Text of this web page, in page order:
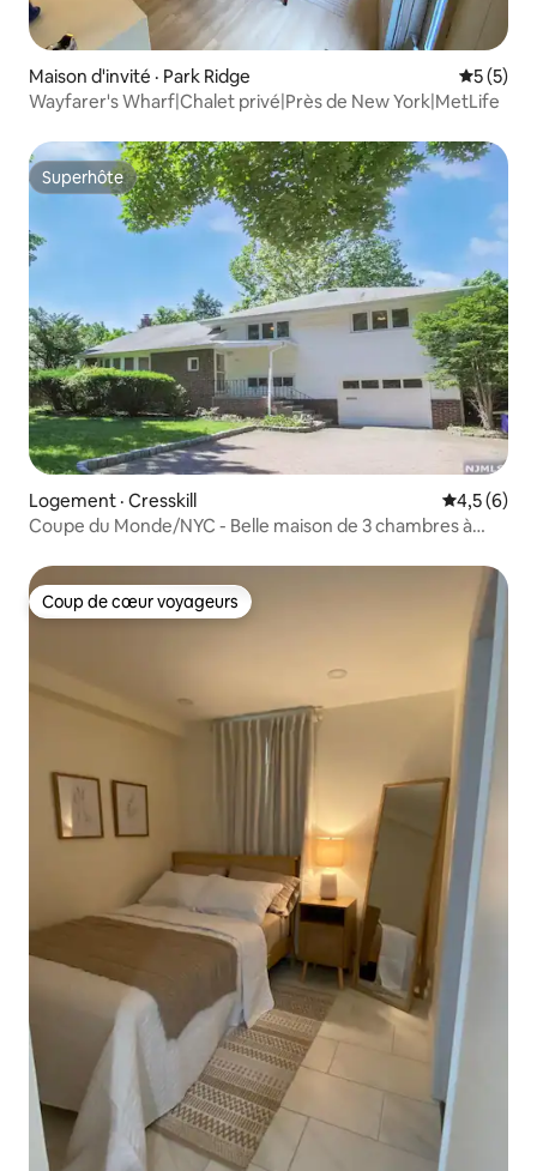
Maison d'invité · Park Ridge Note
5 (5)
Wayfarer's Wharf|Chalet privé|Près de New York|MetLife
Superhôte
Superhôte
Logement · Cresskill Note
4,5 (6)
Coupe du Monde/NYC - Belle maison de 3 chambres à
Coup de cœur voyageurs
Coup de cœur voyageurs